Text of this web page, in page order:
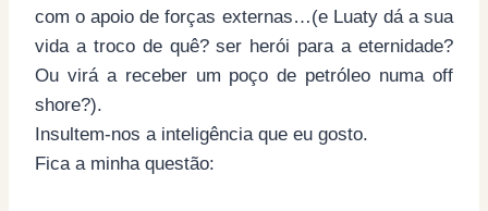
com o apoio de forças externas…(e Luaty dá a sua
vida a troco de quê? ser herói para a eternidade?
Ou virá a receber um poço de petróleo numa off
shore?).
Insultem-nos a inteligência que eu gosto.
Fica a minha questão: